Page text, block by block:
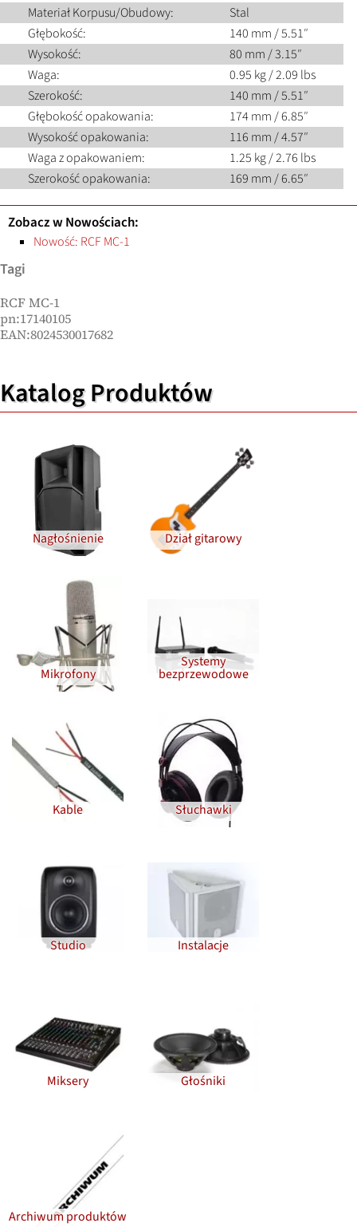
Materiał Korpusu/Obudowy:
Stal
Głębokość:
140 mm / 5.51″
Wysokość:
80 mm / 3.15″
Waga:
0.95 kg / 2.09 lbs
Szerokość:
140 mm / 5.51″
Głębokość opakowania:
174 mm / 6.85″
Wysokość opakowania:
116 mm / 4.57″
Waga z opakowaniem:
1.25 kg / 2.76 lbs
Szerokość opakowania:
169 mm / 6.65″
Zobacz w Nowościach:
Nowość: RCF MC-1
Tagi
RCF MC-1
pn:17140105
EAN:8024530017682
Katalog Produktów
Nagłośnienie Dział gitarowy
Mikrofony
Systemy
bezprzewodowe
Kable Słuchawki
Studio Instalacje
Miksery Głośniki
Archiwum produktów